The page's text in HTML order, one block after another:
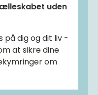
uden
på dig og dit liv -
at sikre dine
om